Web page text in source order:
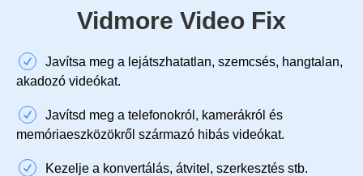
Vidmore Video Fix
Javítsa meg a lejátszhatatlan, szemcsés, hangtalan,
akadozó videókat.
Javítsd meg a telefonokról, kamerákról és
memóriaeszközökről származó hibás videókat.
Kezelje a konvertálás, átvitel, szerkesztés stb.